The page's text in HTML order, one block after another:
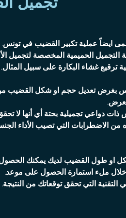
ايضاً عملية تكبير القضيب في تونس.
الحميمية المخصصة لتجميل
ترقيع غشاء البكارة على سبيل المثال.
بغرض تعديل حجم او شكل القضيب
دواعي تجميلية بحتة أي أنها لا
من الاضطرابات التي تصيب الأداء
او طول القضيب لديك يمكنك
ملء استمارة الحصول على موعد.
التي تحقق توقعاتك من النتيجة.